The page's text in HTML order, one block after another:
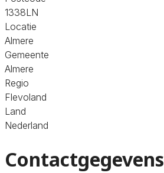
1338LN
Locatie
Almere
Gemeente
Almere
Regio
Flevoland
Land
Nederland
Contactgegevens